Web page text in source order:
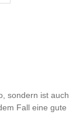
sondern ist auch
Fall eine gute